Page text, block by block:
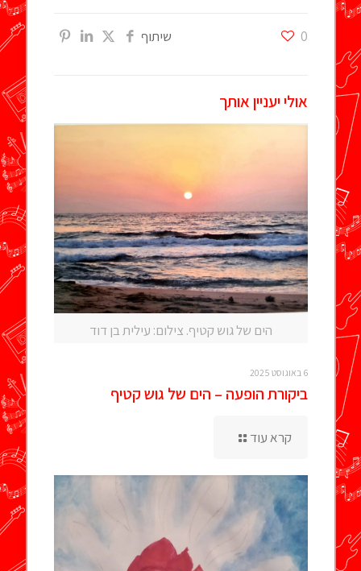
שיתוף 0
אולי יעניין אותך
הים של גוש קטיף. צילום: עילית בן דוד
6 באוגוסט 2025
ביקורת הופעה – הים של גוש קטיף
קרא עוד